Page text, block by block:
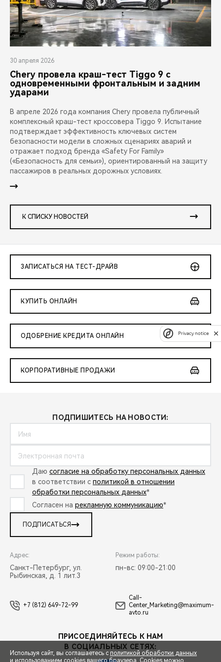
30 апреля 2026
Chery провела краш-тест Tiggo 9 с
одновременными фронтальным и задним
ударами
В апреле 2026 года компания Chery провела публичный
комплексный краш-тест кроссовера Tiggo 9. Испытание
подтверждает эффективность ключевых систем
безопасности модели в сложных сценариях аварий и
отражает подход бренда «Safety For Family»
(«Безопасность для семьи»), ориентированный на защиту
пассажиров в реальных дорожных условиях.
К СПИСКУ НОВОСТЕЙ
ЗАПИСАТЬСЯ НА ТЕСТ-ДРАЙВ
КУПИТЬ ОНЛАЙН
ОДОБРЕНИЕ КРЕДИТА ОНЛАЙН
КОРПОРАТИВНЫЕ ПРОДАЖИ
ПОДПИШИТЕСЬ НА НОВОСТИ:
Даю согласие на обработку персональных данных
в соответствии с политикой в отношении
обработки персональных данных*
Согласен на рекламную коммуникацию*
ПОДПИСАТЬСЯ
Адрес:
Санкт-Петербург, ул.
Рыбинская, д. 1 лит.3
Режим работы:
пн-вс: 09:00-21:00
+7 (812) 649-72-99
Call-
Center_Marketing@maximum-
avto.ru
ПРИСОЕДИНЯЙТЕСЬ К НАМ
В СОЦИАЛЬНЫХ СЕТЯХ:
Используя сайт, вы соглашаетесь с политикой обработки данных
и использованием cookies вашего браузера. Cookies можно
Privacy notice